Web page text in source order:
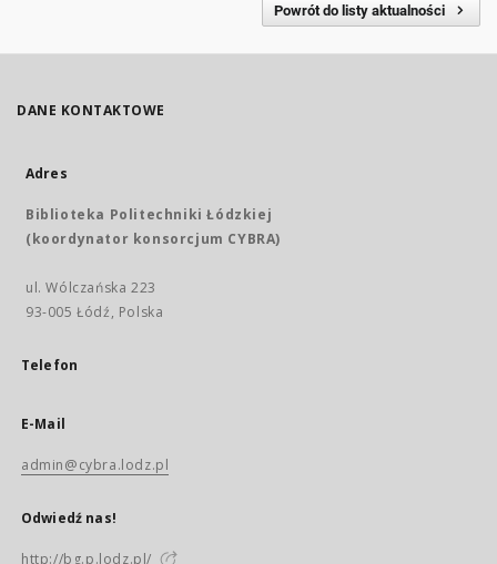
Powrót do listy aktualności
DANE KONTAKTOWE
Adres
Biblioteka Politechniki Łódzkiej
(koordynator konsorcjum CYBRA)
ul. Wólczańska 223
93-005 Łódź, Polska
Telefon
E-Mail
admin@cybra.lodz.pl
Odwiedź nas!
http://bg.p.lodz.pl/